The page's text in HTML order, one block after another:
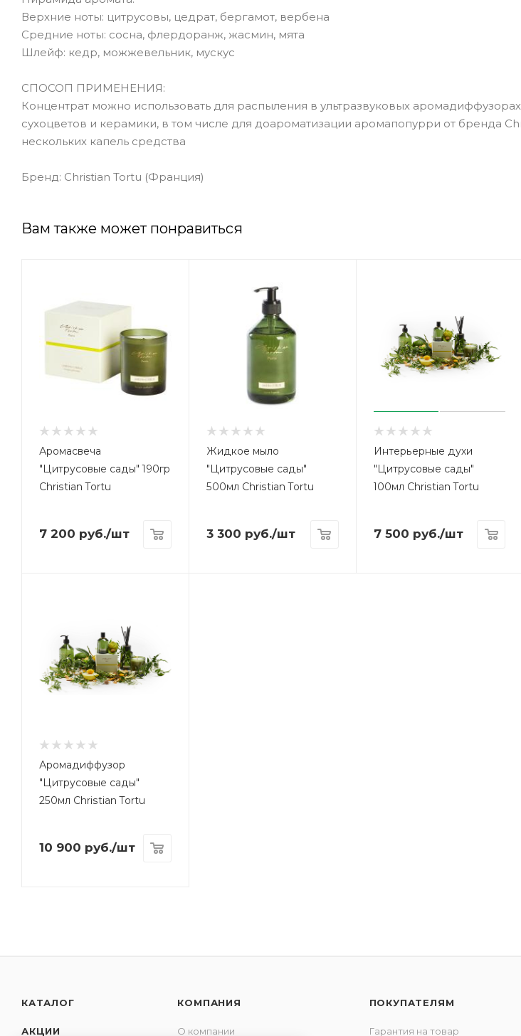
Верхние ноты: цитрусовы, цедрат, бергамот, вербена
Средние ноты: сосна, флердоранж, жасмин, мята
Шлейф: кедр, можжевельник, мускус
СПОСОП ПРИМЕНЕНИЯ:
Концентрат можно использовать для распыления в ультразвуковых
сухоцветов и керамики, в том числе для доароматизации аромапопурри от бренда
нескольких капель средства
Бренд: Christian Tortu (Франция)
Вам также может понравиться
Аромасвеча
"Цитрусовые сады" 190гр
Christian Tortu
7 200 руб./шт
Жидкое мыло
"Цитрусовые сады"
500мл Christian Tortu
3 300 руб./шт
Интерьерные духи
"Цитрусовые сады"
100мл Christian Tortu
7 500 руб./шт
Аромадиффузор
"Цитрусовые сады"
250мл Christian Tortu
10 900 руб./шт
КАТАЛОГ
АКЦИИ
КОМПАНИЯ
О компании
ПОКУПАТЕЛЯМ
Гарантия на товар